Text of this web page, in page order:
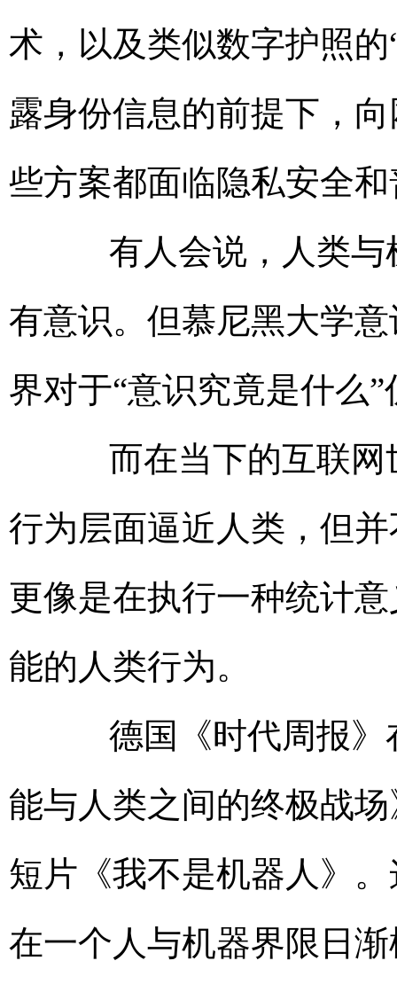
术，以及类似数字护照
露身份信息的前提下，
些方案都面临隐私安全
有人会说，人类与
有意识。但慕尼黑大学
界对于“意识究竟是什么
而在当下的互联网
行为层面逼近人类，但
更像是在执行一种统计
能的人类行为。
德国《时代周报》
能与人类之间的终极战
短片《我不是机器人》
在一个人与机器界限日